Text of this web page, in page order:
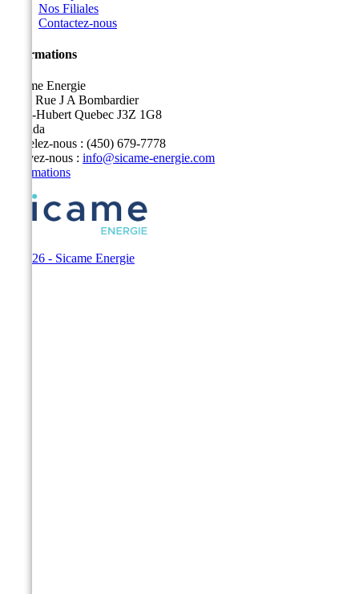
Nos Filiales
Contactez-nous
Informations
Sicame Energie
5400 Rue J A Bombardier
Saint-Hubert Quebec J3Z 1G8
Canada
Appelez-nous : (450) 679-7778
Écrivez-nous : info@sicame-energie.com
Informations
© 2026 - Sicame Energie